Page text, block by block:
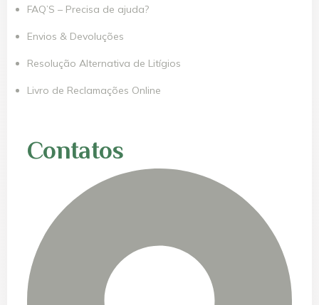
FAQ’S – Precisa de ajuda?
Envios & Devoluções
Resolução Alternativa de Litígios
Livro de Reclamações Online
Contatos